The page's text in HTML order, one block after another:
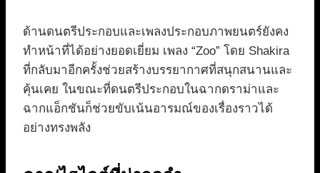
ด้านดนตรีประกอบและเพลงประกอบภาพยนตร์ยังคง
ทำหน้าที่ได้อย่างยอดเยี่ยม เพลง “Zoo” โดย Shakira
ที่กลับมาอีกครั้งช่วยสร้างบรรยากาศที่สนุกสนานและ
คุ้นเคย ในขณะที่ดนตรีประกอบในฉากดราม่าและ
ฉากแอ็กชันก็ช่วยขับเน้นอารมณ์ของเรื่องราวได้
อย่างทรงพลัง